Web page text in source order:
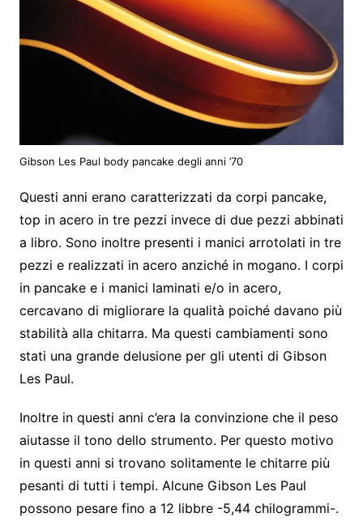
Gibson Les Paul body pancake degli anni ’70
Questi anni erano caratterizzati da corpi pancake,
top in acero in tre pezzi invece di due pezzi abbinati
a libro. Sono inoltre presenti i manici arrotolati in tre
pezzi e realizzati in acero anziché in mogano. I corpi
in pancake e i manici laminati e/o in acero,
cercavano di migliorare la qualità poiché davano più
stabilità alla chitarra. Ma questi cambiamenti sono
stati una grande delusione per gli utenti di Gibson
Les Paul.
Inoltre in questi anni c’era la convinzione che il peso
aiutasse il tono dello strumento. Per questo motivo
in questi anni si trovano solitamente le chitarre più
pesanti di tutti i tempi. Alcune Gibson Les Paul
possono pesare fino a 12 libbre -5,44 chilogrammi-.